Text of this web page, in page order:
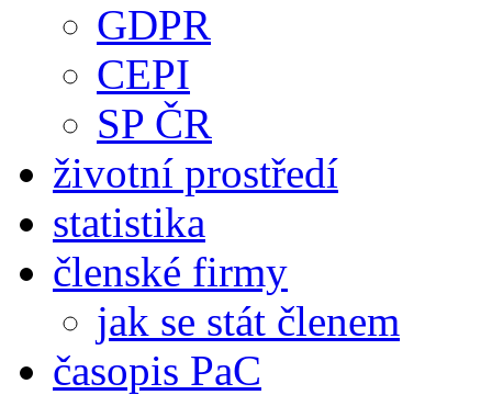
GDPR
CEPI
SP ČR
životní prostředí
statistika
členské firmy
jak se stát členem
časopis PaC